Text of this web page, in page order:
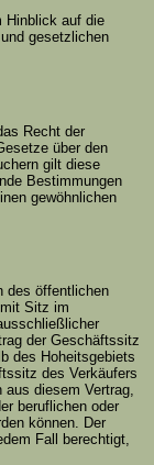
Hinblick auf die
gesetzlichen
Recht der
über den
gilt diese
Bestimmungen
gewöhnlichen
des öffentlichen
Sitz im
der Geschäftssitz
des Hoheitsgebiets
des Verkäufers
diesem Vertrag,
beruflichen oder
können. Der
Fall berechtigt,